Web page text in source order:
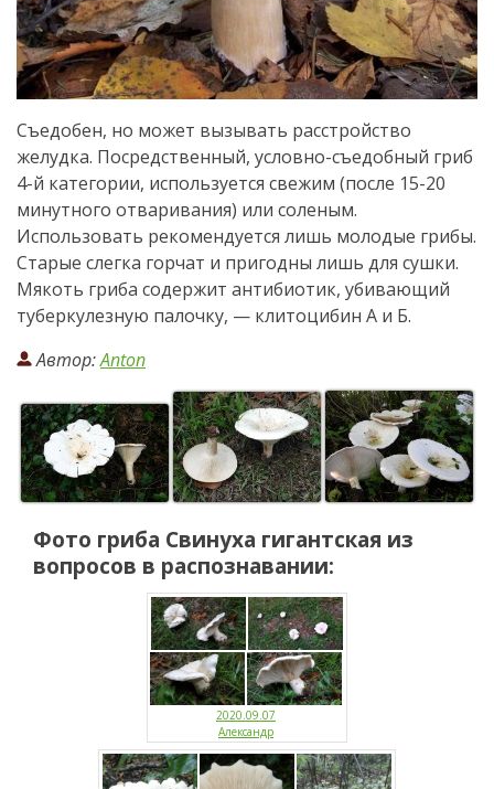
Съедобен, но может вызывать расстройство
желудка. Посредственный, условно-съедобный гриб
4-й категории, используется свежим (после 15-20
минутного отваривания) или соленым.
Использовать рекомендуется лишь молодые грибы.
Старые слегка горчат и пригодны лишь для сушки.
Мякоть гриба содержит антибиотик, убивающий
туберкулезную палочку, — клитоцибин А и Б.
Автор:Anton
Фото гриба Свинуха гигантская из
вопросов в распознавании:
2020.09.07
Александр